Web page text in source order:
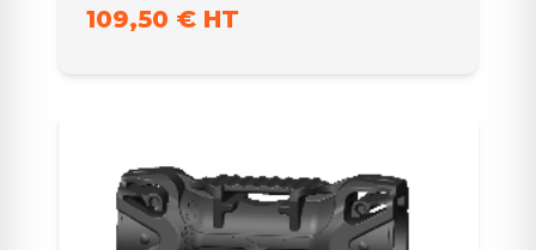
109,50 € HT